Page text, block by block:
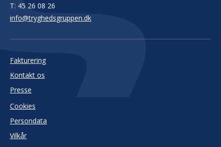
T: 45 26 08 26
info@tryghedsgruppen.dk
Fakturering
Kontakt os
Presse
Cookies
Persondata
Vilkår